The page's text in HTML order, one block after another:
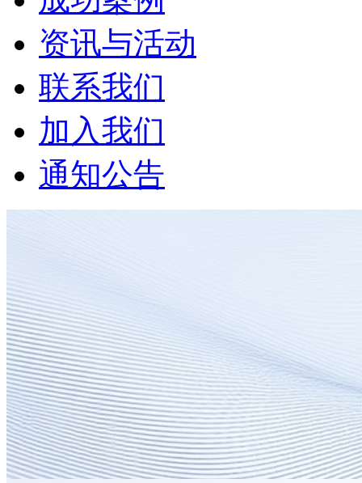
资讯与活动
联系我们
加入我们
通知公告